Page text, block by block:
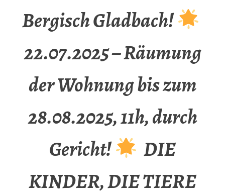
Bergisch Gladbach!
22.07.2025 – Räumung
der Wohnung bis zum
28.08.2025, 11h, durch
Gericht!
DIE
KINDER, DIE TIERE